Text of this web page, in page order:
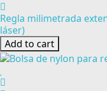
Regla milimetrada
láser)
Add to cart